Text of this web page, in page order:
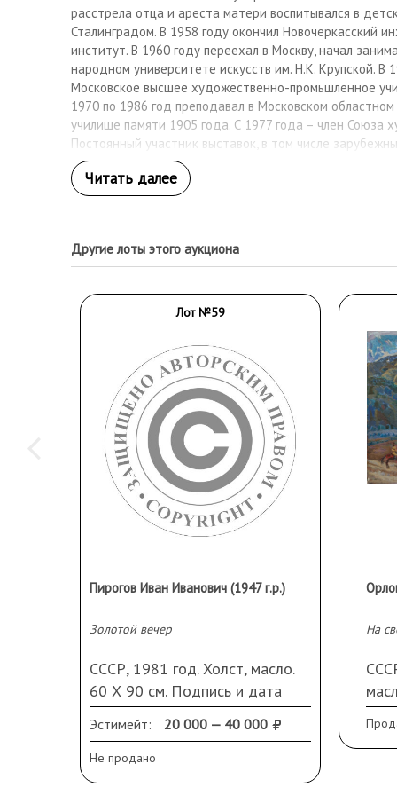
расстрела отца и ареста матери воспитывался в
Сталинградом. В 1958 году окончил Новочеркасский
институт. В 1960 году переехал в Москву, начал
народном университете искусств им. Н.К. Крупской. В
Московское высшее художественно-промьшленное
1970 по 1986 год преподавал в Московском
училище памяти 1905 года. С 1977 года – член Союза
Постоянный участник выставок, в том числе
года по настоящее время состоялось более десяти
живописи Юрия Ларина в России и Европе.
Государственном музее искусств народов Востока,
общественном центре им. Андрея Сахарова, в
России, Германии, Италии, США, Великобритании,
Другие лоты этого аукциона
Лот №59
Пирогов Иван Иванович (1947 г.р.)
Золотой вечер
СССР, 1981 год. Холст, масло.
60 Х 90 см. Подпись и дата
справа внизу. Оформлена в
раму. Картина предоставлена
автором.
Эстимейт: 20 000 — 40 000
Не продано
На